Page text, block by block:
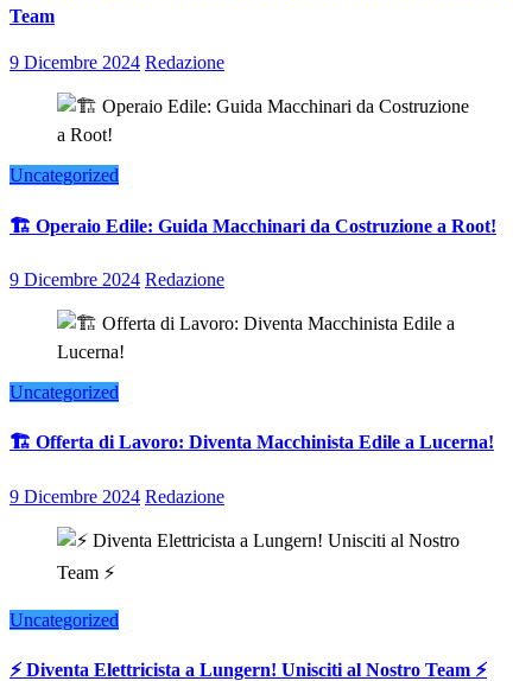
Team
9 Dicembre 2024 Redazione
Uncategorized
🏗️ Operaio Edile: Guida Macchinari da Costruzione a Root!
9 Dicembre 2024 Redazione
Uncategorized
🏗️ Offerta di Lavoro: Diventa Macchinista Edile a Lucerna!
9 Dicembre 2024 Redazione
Uncategorized
⚡ Diventa Elettricista a Lungern! Unisciti al Nostro Team ⚡